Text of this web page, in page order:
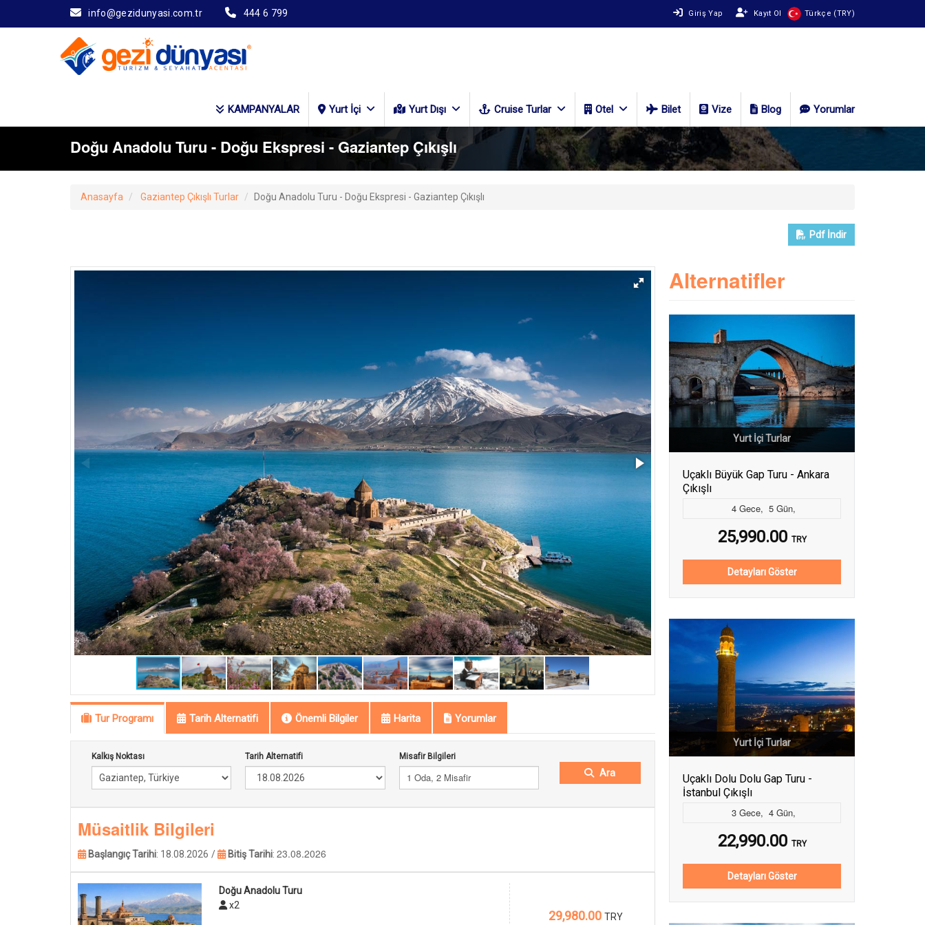
info@gezidunyasi.com.tr 444 6 799 Giriş Yap Kayıt Ol Türkçe (TRY)
KAMPANYALAR Yurt İçi Yurt Dışı Cruise Turlar Otel Bilet Vize Blog Yorumlar
Doğu Anadolu Turu - Doğu Ekspresi - Gaziantep Çıkışlı
Anasayfa Gaziantep Çıkışlı Turlar Doğu Anadolu Turu - Doğu Ekspresi - Gaziantep Çıkışlı
Pdf İndir
Tur Programı Tarih Alternatifi Önemli Bilgiler Harita Yorumlar
Kalkış Noktası Tarih Alternatifi Misafir Bilgileri
1 Oda, 2 Misafir Ara
Müsaitlik Bilgileri
Başlangıç Tarihi: 18.08.2026 / Bitiş Tarihi: 23.08.2026
Doğu Anadolu Turu
x2
29,980.00 TRY
Alternatifler
Yurt İçi Turlar
Uçaklı Büyük Gap Turu - Ankara
Çıkışlı
4 Gece, 5 Gün,
25,990.00 TRY
Detayları Göster
Yurt İçi Turlar
Uçaklı Dolu Dolu Gap Turu -
İstanbul Çıkışlı
3 Gece, 4 Gün,
22,990.00 TRY
Detayları Göster